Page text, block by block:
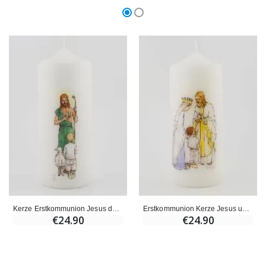
€24.90 €24.90